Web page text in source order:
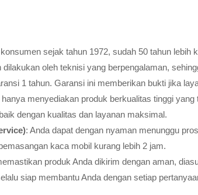
sejak tahun 1972, sudah 50 tahun
dilakukan oleh teknisi yang berpengalaman,
1 tahun. Garansi ini memberikan bukti jika
menyediakan produk berkualitas tinggi yang
dengan kualitas dan layanan maksimal.
: Anda dapat dengan nyaman menunggu
kaca mobil kurang lebih 2 jam.
produk Anda dikirim dengan aman,
siap membantu Anda dengan setiap